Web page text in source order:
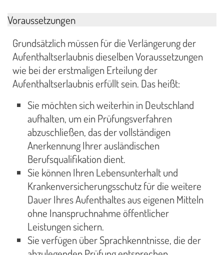
Voraussetzungen
Grundsätzlich müssen für die Verlängerung der
Aufenthaltserlaubnis dieselben Voraussetzungen
wie bei der erstmaligen Erteilung der
Aufenthaltserlaubnis erfüllt sein. Das heißt:
Sie möchten sich weiterhin in Deutschland
aufhalten, um ein Prüfungsverfahren
abzuschließen, das der vollständigen
Anerkennung Ihrer ausländischen
Berufsqualifikation dient.
Sie können Ihren Lebensunterhalt und
Krankenversicherungsschutz für die weitere
Dauer Ihres Aufenthaltes aus eigenen Mitteln
ohne Inanspruchnahme öffentlicher
Leistungen sichern.
Sie verfügen über Sprachkenntnisse, die der